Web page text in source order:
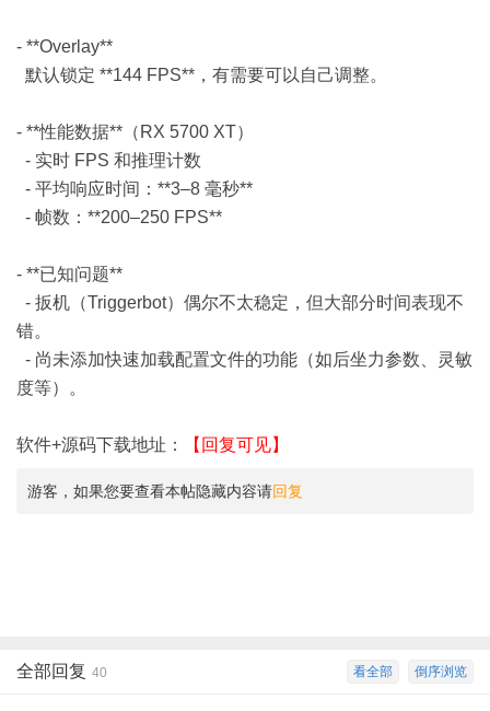
- **Overlay**
默认锁定 **144 FPS**，有需要可以自己调整。
- **性能数据**（RX 5700 XT）
- 实时 FPS 和推理计数
- 平均响应时间：**3–8 毫秒**
- 帧数：**200–250 FPS**
- **已知问题**
- 扳机（Triggerbot）偶尔不太稳定，但大部分时间表现不
错。
- 尚未添加快速加载配置文件的功能（如后坐力参数、灵敏
度等）。
软件+源码下载地址： 【回复可见】
游客，如果您要查看本帖隐藏内容请回复
倒序浏览
看全部
全部回复 40